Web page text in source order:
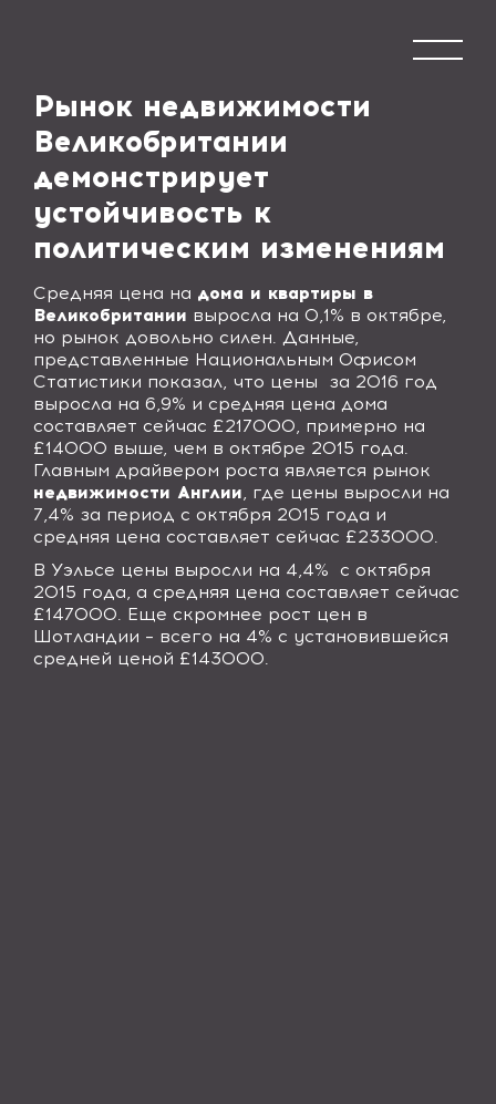
Рынок недвижимости
Великобритании
демонстрирует
устойчивость к
политическим изменениям
Средняя цена на дома и квартиры в
Великобритании выросла на 0,1% в октябре,
но рынок довольно силен. Данные,
представленные Национальным Офисом
Статистики показал, что цены
за 2016 год
выросла на 6,9% и средняя цена дома
составляет сейчас £217000, примерно на
£14000 выше, чем в октябре 2015 года.
Главным драйвером роста является рынок
недвижимости Англии, где цены выросли на
7,4% за период с октября 2015 года и
средняя цена составляет сейчас £233000.
В Уэльсе цены выросли на 4,4%
с октября
2015 года, а средняя цена составляет сейчас
£147000. Еще скромнее рост цен в
Шотландии – всего на 4% с установившейся
средней ценой £143000.